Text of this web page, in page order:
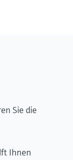
Sie die
Ihnen